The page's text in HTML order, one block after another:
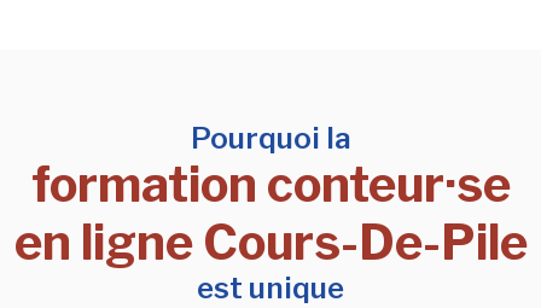
Pourquoi la
formation conteur·se
en ligne Cours-De-Pile
est unique